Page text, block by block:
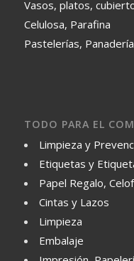
Vasos, platos,
Celulosa, Parafina
Pastelerías,
TODO PARA EL
Limpieza y
Etiquetas y
Papel Regalo,
Cintas y Lazos
Limpieza
Embalaje